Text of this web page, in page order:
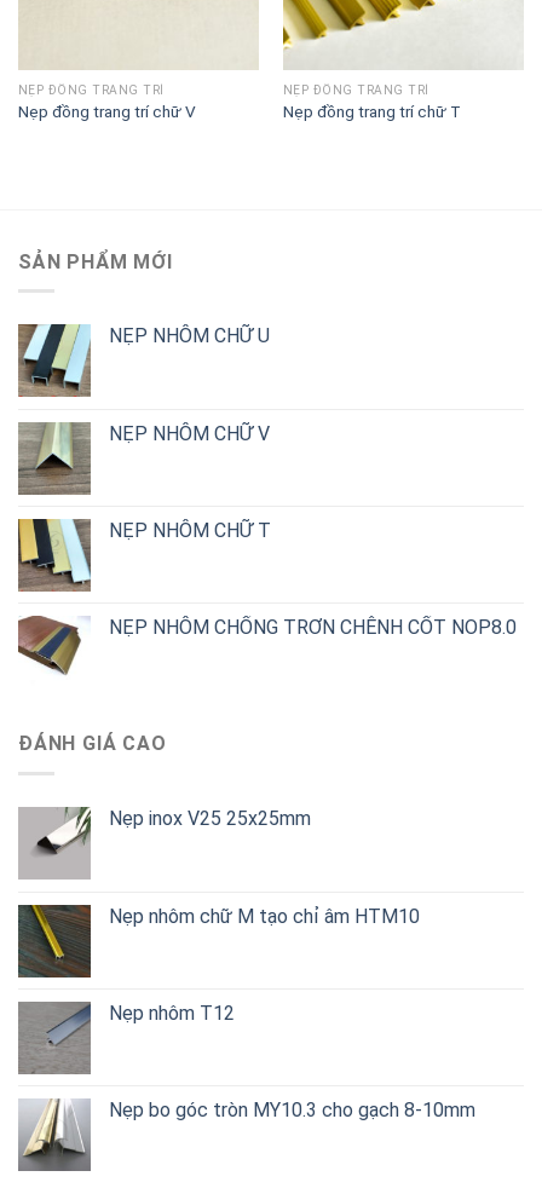
NẸP ĐỒNG TRANG TRÍ
Nẹp đồng trang trí chữ V
NẸP ĐỒNG TRANG TRÍ
Nẹp đồng trang trí chữ T
SẢN PHẨM MỚI
NẸP NHÔM CHỮ U
NẸP NHÔM CHỮ V
NẸP NHÔM CHỮ T
NẸP NHÔM CHỐNG TRƠN CHÊNH CỐT NOP8.0
ĐÁNH GIÁ CAO
Nẹp inox V25 25x25mm
Nẹp nhôm chữ M tạo chỉ âm HTM10
Nẹp nhôm T12
Nẹp bo góc tròn MY10.3 cho gạch 8-10mm